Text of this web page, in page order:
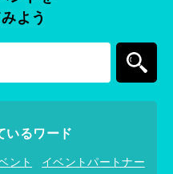
よう
いるワード
ント
イベントパートナー